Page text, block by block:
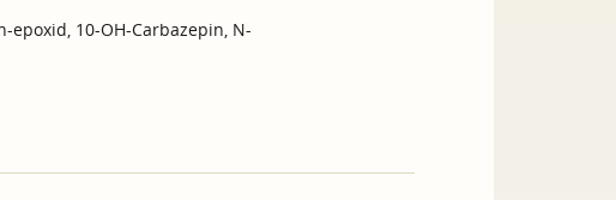
epoxid, 10-OH-Carbazepin, N-